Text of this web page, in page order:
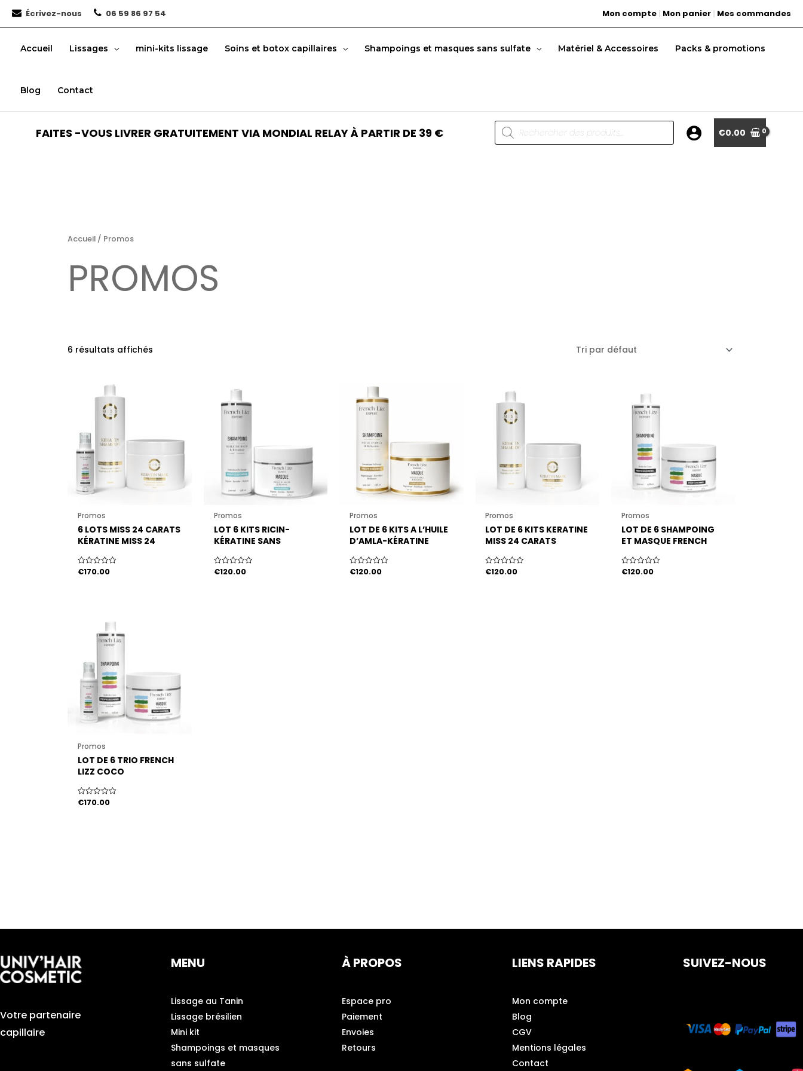
Aller
Écrivez-nous 06 59 86 97 54 Mon compte | Mon panier | Mes commandes
Accueil Lissages mini-kits lissage Soins et botox capillaires Shampoings et masques sans sulfate Matériel & Accessoires Packs & promotions
Blog Contact
FAITES -VOUS LIVRER GRATUITEMENT VIA MONDIAL RELAY À PARTIR DE 39 €
Recherche
de
produits
€0.00
Accueil / Promos
PROMOS
6 résultats affichés
Promos
6 LOTS MISS 24 CARATS
KÉRATINE MISS 24
Note
€170.00
Promos
LOT 6 KITS RICIN-
KÉRATINE SANS
Note
€120.00
Promos
LOT DE 6 KITS A L’HUILE
D’AMLA-KÉRATINE
Note
€120.00
Promos
LOT DE 6 KITS KERATINE
MISS 24 CARATS
Note
€120.00
Promos
LOT DE 6 SHAMPOING
ET MASQUE FRENCH
Note
€120.00
Promos
LOT DE 6 TRIO FRENCH
LIZZ COCO
Note
€170.00
Votre partenaire
capillaire
MENU
Lissage au Tanin
Lissage brésilien
Mini kit
Shampoings et masques
sans sulfate
À PROPOS
Espace pro
Paiement
Envoies
Retours
LIENS RAPIDES
Mon compte
Blog
CGV
Mentions légales
Contact
SUIVEZ-NOUS